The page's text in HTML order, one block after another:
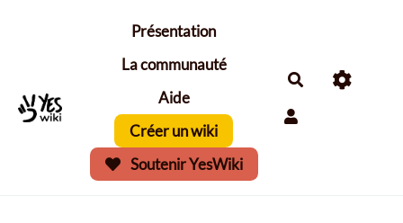
Aller au contenu principal
Présentation
La communauté
Aide
Créer un wiki
Soutenir YesWiki